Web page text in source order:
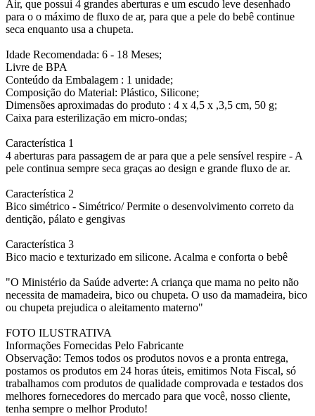
Air, que possui 4 grandes aberturas e um escudo leve desenhado
para o o máximo de fluxo de ar, para que a pele do bebê continue
seca enquanto usa a chupeta.
Idade Recomendada: 6 - 18 Meses;
Livre de BPA
Conteúdo da Embalagem : 1 unidade;
Composição do Material: Plástico, Silicone;
Dimensões aproximadas do produto : 4 x 4,5 x ,3,5 cm, 50 g;
Caixa para esterilização em micro-ondas;
Característica 1
4 aberturas para passagem de ar para que a pele sensível respire - A
pele continua sempre seca graças ao design e grande fluxo de ar.
Característica 2
Bico simétrico - Simétrico/ Permite o desenvolvimento correto da
dentição, pálato e gengivas
Característica 3
Bico macio e texturizado em silicone. Acalma e conforta o bebê
"O Ministério da Saúde adverte: A criança que mama no peito não
necessita de mamadeira, bico ou chupeta. O uso da mamadeira, bico
ou chupeta prejudica o aleitamento materno"
FOTO ILUSTRATIVA
Informações Fornecidas Pelo Fabricante
Observação: Temos todos os produtos novos e a pronta entrega,
postamos os produtos em 24 horas úteis, emitimos Nota Fiscal, só
trabalhamos com produtos de qualidade comprovada e testados dos
melhores fornecedores do mercado para que você, nosso cliente,
tenha sempre o melhor Produto!